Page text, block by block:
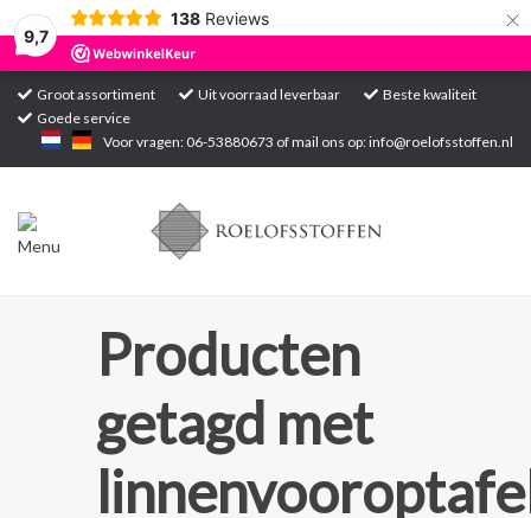
9,7
138 Reviews ×
Groot assortiment Uit voorraad leverbaar
Beste kwaliteit
Goede service
Voor vragen: 06-53880673 of mail ons op:info@roelofsstoffen.nl
Home
Producten
getagd met